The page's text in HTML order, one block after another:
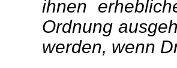
ihnen
Ordnung
werden, wenn